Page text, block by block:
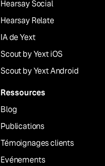
Hearsay Social
Hearsay Relate
IA de Yext
Scout by Yext iOS
Scout by Yext Android
Ressources
Blog
Publications
Témoignages clients
Evénements